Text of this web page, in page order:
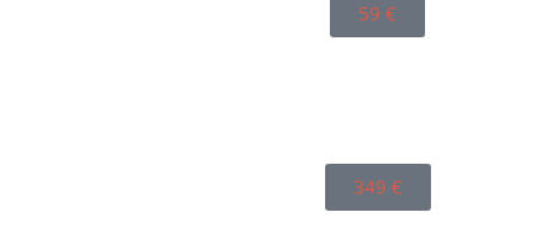
59 €
349 €